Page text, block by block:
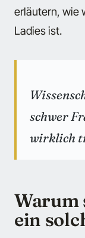
erläutern, wie
Ladies ist.
schwer
wirklich
Warum
ein